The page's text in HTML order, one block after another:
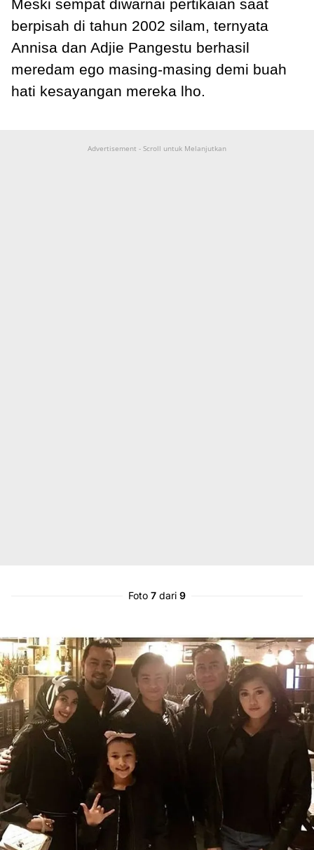
Meski sempat diwarnai pertikaian saat
berpisah di tahun 2002 silam, ternyata
Annisa dan Adjie Pangestu berhasil
meredam ego masing-masing demi buah
hati kesayangan mereka lho.
Advertisement - Scroll untuk Melanjutkan
Foto 7 dari 9